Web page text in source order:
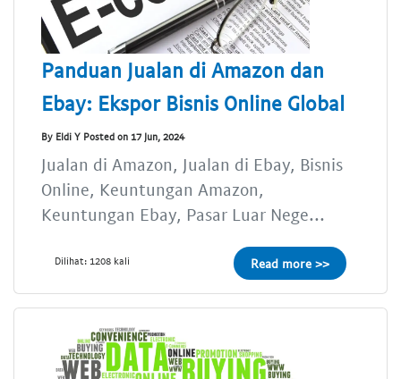
Panduan Jualan di Amazon dan
Ebay: Ekspor Bisnis Online Global
By Eldi Y Posted on 17 Jun, 2024
Jualan di Amazon, Jualan di Ebay, Bisnis
Online, Keuntungan Amazon,
Keuntungan Ebay, Pasar Luar Nege...
Dilihat: 1208 kali Read more >>